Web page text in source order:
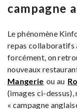
campagne
Le phénomène
repas collaboratifs
forcément, on
nouveaux
Mangerie ou au
(images ci-dessus),
« campagne